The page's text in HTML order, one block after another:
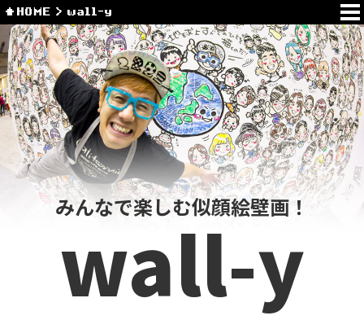
HOME wall-y
みんなで楽しむ似顔絵壁画！
wall-y